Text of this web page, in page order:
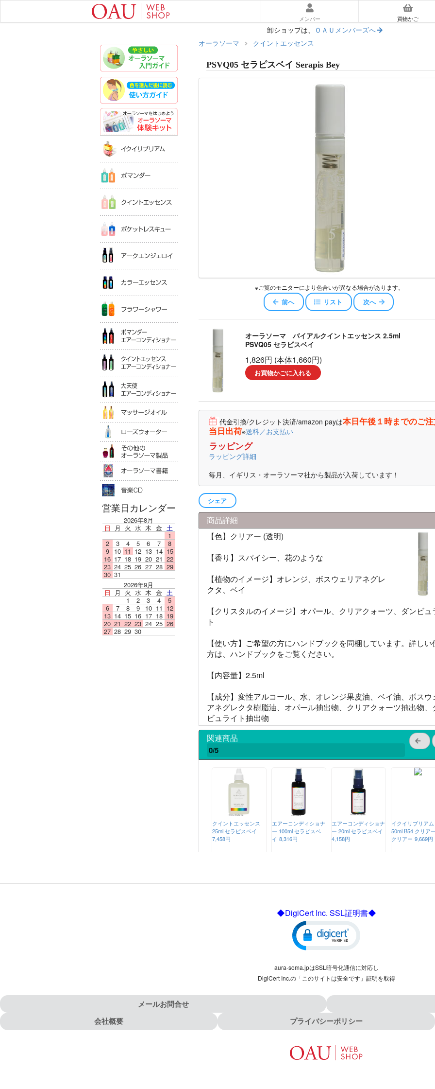
メンバー 買物かご
卸ショップは、 ＯＡＵメンバーズへ
やさしいオーラソーマ入門ガイド
色を選んだあとに読む｜使い方ガイド
オーラソーマ体験キット
ポマンダーエアコンディショナー
クイントエッセンスエアコンディショナー
大天使エアコンディショナー
マッサージオイル
ローズウォータ
その他のオーラソーマ製品
音楽ＣＤ
営業日カレンダー
2026年8月
日
月 火 水 木 金 土
1
2
3 4 5 6 7
8
9
10 11 12 13 14 15
16 17 18 19 20 21 22
23 24 25 26 27 28 29
30 31
2026年9月
日
月 火 水 木 金 土
1
2 3 4
5
6
7 8 9 10 11 12
13 14 15 16 17 18 19
20 21 22 23 24 25 26
27 28 29 30
オーラソーマ クイントエッセンス
PSVQ05 セラピスベイ Serapis Bey
※ご覧のモニターにより色合いが異なる場合があります。
前へ リスト 次へ
オーラソーマ バイアルクイントエッセンス 2.5ml
PSVQ05 セラピスベイ
1,826円 (本体1,660円)
お買物かごに入れる
代金引換/クレジット決済/amazon payは本日午後１時までのご
当日出荷※送料／お支払い
ラッピング
ラッピング詳細
毎月、イギリス・オーラソーマ社から製品が入荷しています！
シェア
商品詳細
【色】クリアー (透明)
【香り】スパイシー、花のような
【植物のイメージ】オレンジ、ボスウェリアネグレ
クタ、ベイ
【クリスタルのイメージ】オパール、クリアクォーツ、ダンビュ
ト
【使い方】ご希望の方にハンドブックを同梱しています。詳しい
方は、ハンドブックをご覧ください。
【内容量】2.5ml
【成分】変性アルコール、水、オレンジ果皮油、ベイ油、ボスウ
アネグレクタ樹脂油、オパール抽出物、クリアクォーツ抽出物、
ビュライト抽出物
関連商品
0/5
クイントエッセンス
25ml セラピスベイ
7,458円
エアーコンディショナ
ー 100ml セラピスベ
イ 8,316円
エアーコンディショナ
ー 20ml セラピスベイ
4,158円
イクイリブリアム
50ml B54 クリア
クリアー 9,669円
◆DigiCert Inc. SSL証明書◆
aura-soma.jpはSSL暗号化通信に対応し
DigiCert Inc.の「このサイトは安全です」証明を取得
メールお問合せ
会社概要
プライバシーポリシー